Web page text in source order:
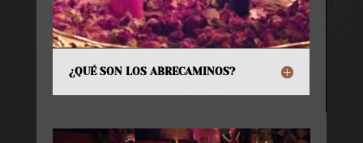
¿QUÉ SON LOS ABRECAMINOS?